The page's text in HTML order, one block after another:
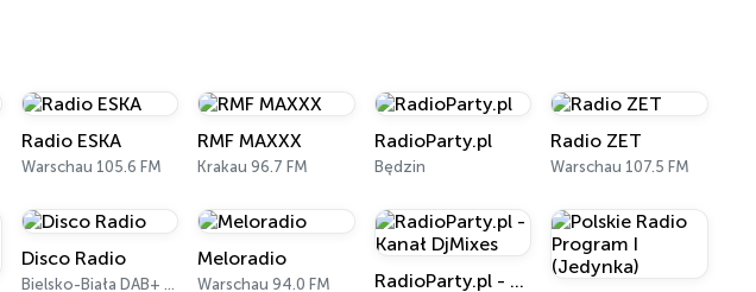
Radio ESKA
Warschau 105.6 FM
RMF MAXXX
Krakau 96.7 FM
RadioParty.pl
Będzin
Radio ZET
Warschau 107.5 FM
Disco Radio
Bielsko-Biała DAB+ (kanał 5B, 176.640 MHz)
Meloradio
Warschau 94.0 FM RadioParty.pl - Kanał DjMixes